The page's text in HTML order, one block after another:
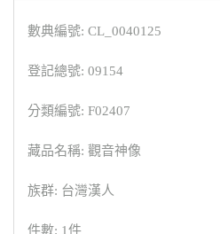
數典編號: CL_0040125
登記總號: 09154
分類編號: F02407
藏品名稱: 觀音神像
族群: 台灣漢人
件數: 1件